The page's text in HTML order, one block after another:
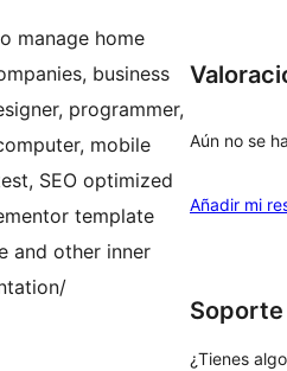
manage home
business
programmer,
mobile
SEO optimized
template
and other inner
Aún no se
Añadir mi
Soporte
¿Tienes